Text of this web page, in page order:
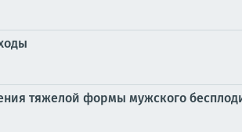
тяжелой формы мужского